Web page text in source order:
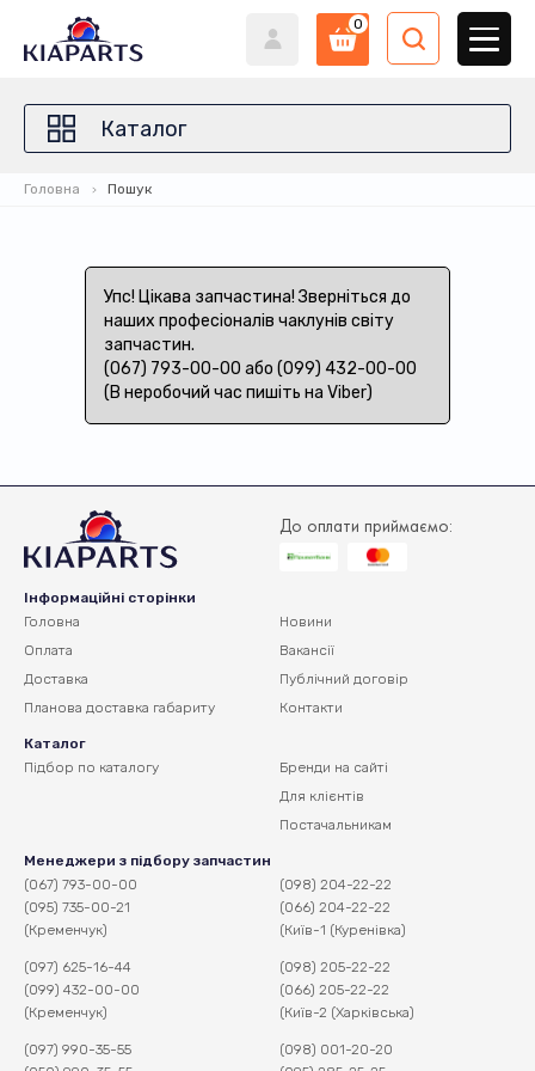
0
Каталог
Головна Пошук
Упс! Цікава запчастина! Зверніться до
наших професіоналів чаклунів світу
запчастин.
(067) 793-00-00 або (099) 432-00-00
(В неробочий час пишіть на Viber)
До оплати приймаємо:
Інформаційні сторінки
Головна
Оплата
Доставка
Планова доставка габариту
Новини
Вакансії
Публічний договір
Контакти
Каталог
Підбор по каталогу
Бренди на сайті
Для клієнтів
Постачальникам
Менеджери з підбору запчастин
(067) 793-00-00
(095) 735-00-21
(Кременчук)
(097) 625-16-44
(099) 432-00-00
(Кременчук)
(097) 990-35-55
(098) 204-22-22
(066) 204-22-22
(Київ-1 (Куренівка)
(098) 205-22-22
(066) 205-22-22
(Київ-2 (Харківська)
(098) 001-20-20